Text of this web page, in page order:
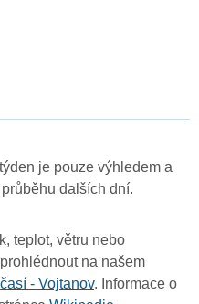
je pouze výhledem a
dalších dní.
teplot, větru nebo
na našem
- Vojtanov. Informace o